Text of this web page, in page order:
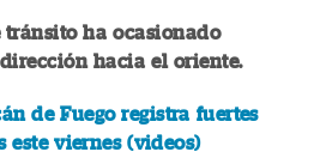
ha ocasionado
hacia el oriente.
de Fuego registra fuertes
este viernes (videos)